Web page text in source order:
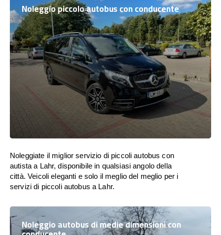
Noleggio piccolo autobus con conducente
Noleggiate il miglior servizio di piccoli autobus con
autista a Lahr, disponibile in qualsiasi angolo della
città. Veicoli eleganti e solo il meglio del meglio per i
servizi di piccoli autobus a Lahr.
Noleggio autobus di medie dimensioni con